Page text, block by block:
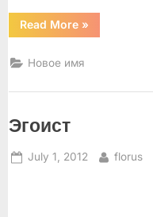
Read More“Встреча
с
»
Новое имя
Эгоист
Posted
July 1, 2012 By
florus